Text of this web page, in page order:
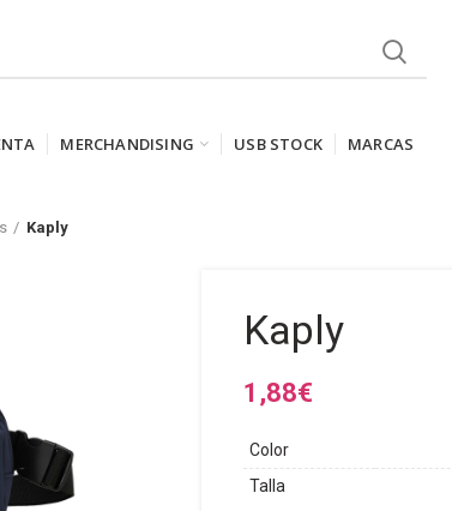
MERCHANDISING USB STOCK MARCAS
Kaply
Kaply
1,88€
Color
Talla